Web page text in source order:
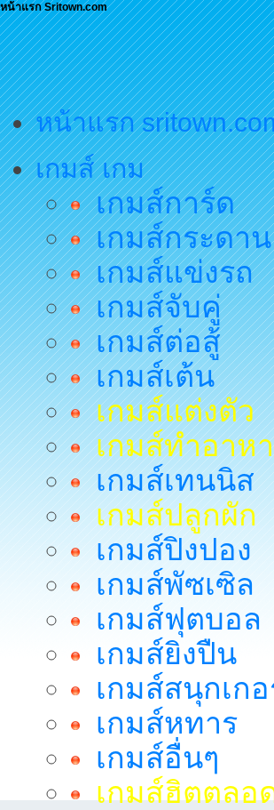
หน้าแรก Sritown.com
หน้าแรก
เกมส์ เกม
เกมส์การ์ด
เกมส์กระดาน
เกมส์แข่งรถ
เกมส์จับคู่
เกมส์ต่อสู้
เกมส์เต้น
เกมส์แต่งตัว
เกมส์ทำอาห
เกมส์เทนนิส
เกมส์ปลูกผัก
เกมส์ปิงปอง
เกมส์พัซเซิล
เกมส์ฟุตบอล
เกมส์ยิงปืน
เกมส์สนุกเก
เกมส์หทาร
เกมส์อื่นๆ
เกมส์ฮิตตลอ